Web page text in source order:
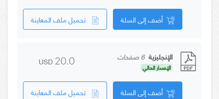
أضف إلى السلة تحميل ملف المعاينة
الإنجليزية 6 صفحات
الإصدار الحالي USD 20.0
أضف إلى السلة تحميل ملف المعاينة